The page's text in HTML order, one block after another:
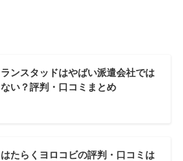
ランスタッドはやばい派遣会社では
ない？評判・⼝コミまとめ
はたらくヨロコビの評判・口コミは